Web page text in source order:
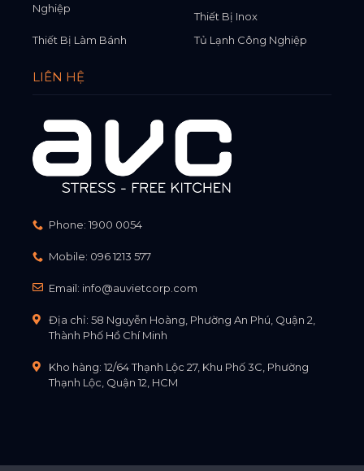
Nghiệp
Thiết Bị Inox
Thiết Bị Làm Bánh
Tủ Lạnh Công Nghiệp
LIÊN HỆ
Phone: 1900 0054
Mobile: 096 1213 577
Email: info@auvietcorp.com
Địa chỉ: 58 Nguyễn Hoàng, Phường An Phú, Quận 2,
Thành Phố Hồ Chí Minh
Kho hàng: 12/64 Thạnh Lộc 27, Khu Phố 3C, Phường
Thạnh Lộc, Quận 12, HCM